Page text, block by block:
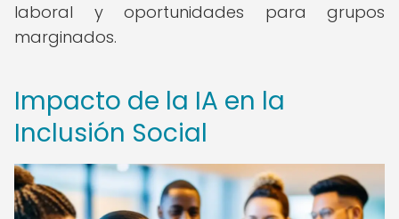
laboral y oportunidades para grupos
marginados.
Impacto de la IA en la
Inclusión Social